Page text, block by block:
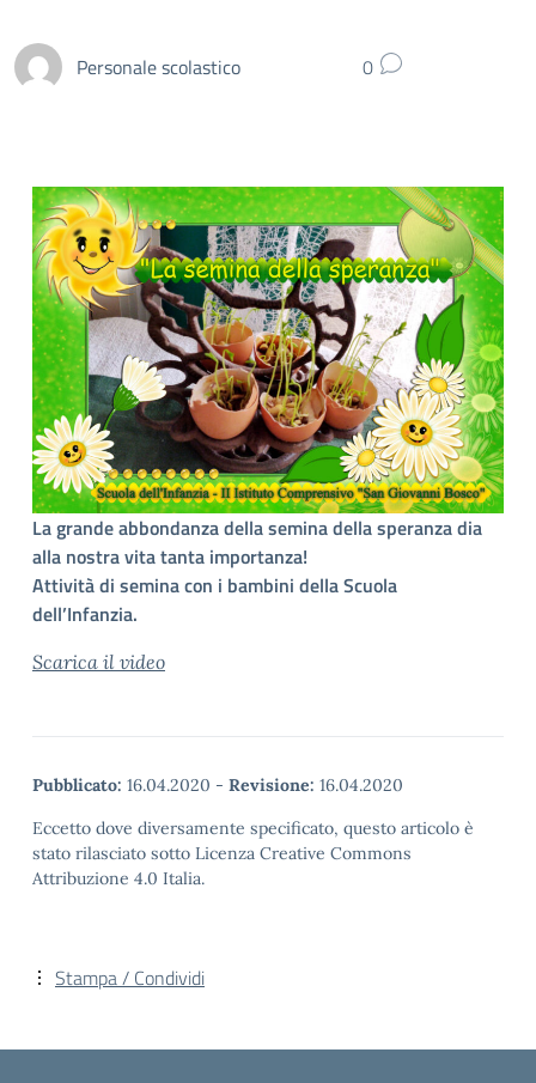
Personale scolastico 0
La grande abbondanza della semina della speranza dia
alla nostra vita tanta importanza!
Attività di semina con i bambini della Scuola
dell’Infanzia.
Scarica il video
Pubblicato: 16.04.2020 - Revisione: 16.04.2020
Eccetto dove diversamente specificato, questo articolo è
stato rilasciato sotto Licenza Creative Commons
Attribuzione 4.0 Italia.
Stampa / Condividi